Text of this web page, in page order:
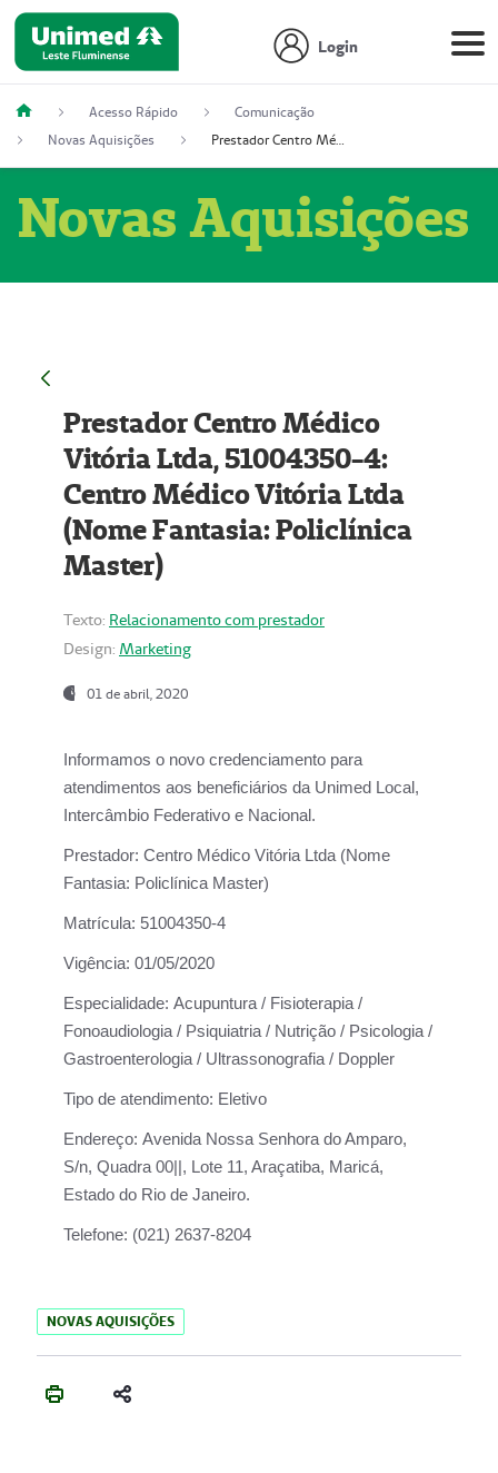
Login
Acesso Rápido
Comunicação
Novas Aquisições
Prestador Centro Médico Vitória Ltda, 51004350-4: Centro Médico Vitória Ltda (Nome Fantasia: Policlínica Master)
Novas Aquisições
Prestador Centro Médico
Vitória Ltda, 51004350-4:
Centro Médico Vitória Ltda
(Nome Fantasia: Policlínica
Master)
Texto: Relacionamento com prestador
Design: Marketing
01 de abril, 2020
Informamos o novo credenciamento para
atendimentos aos beneficiários da Unimed Local,
Intercâmbio Federativo e Nacional.
Prestador: Centro Médico Vitória Ltda (Nome
Fantasia: Policlínica Master)
Matrícula: 51004350-4
Vigência: 01/05/2020
Especialidade: Acupuntura / Fisioterapia /
Fonoaudiologia / Psiquiatria / Nutrição / Psicologia /
Gastroenterologia / Ultrassonografia / Doppler
Tipo de atendimento: Eletivo
Endereço: Avenida Nossa Senhora do Amparo,
S/n, Quadra 00||, Lote 11, Araçatiba, Maricá,
Estado do Rio de Janeiro.
Telefone: (021) 2637-8204
NOVAS AQUISIÇÕES